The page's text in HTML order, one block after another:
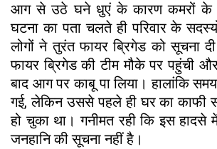
आग से उठे घने धुएं के कारण कमरों के
घटना का पता चलते ही परिवार के
लोगों ने तुरंत फायर ब्रिगेड को सूचना
फायर ब्रिगेड की टीम मौके पर पहुंची
बाद आग पर काबू पा लिया। हालांकि
गई, लेकिन उससे पहले ही घर का काफी
हो चुका था। गनीमत रही कि इस हादसे
जनहानि की सूचना नहीं है।